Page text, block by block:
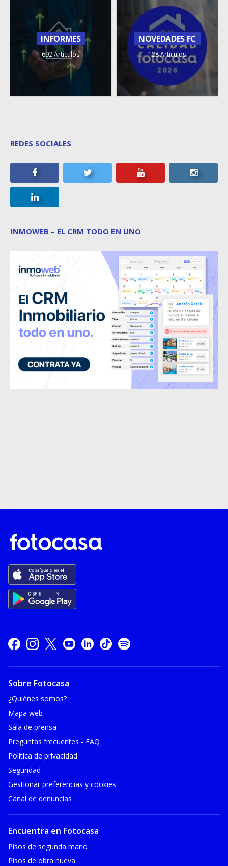
INFORMES
692 Artículos
NOVEDADES FC
128 Artículos
REDES SOCIALES
INMOWEB – EL CRM TODO EN UNO
Sobre Fotocasa
¿Quiénes somos?
Mapa web
Sala de prensa
Preguntas frecuentes - FAQ
Política de privacidad
Seguridad
Gestionar preferencias y cookies
Canal de denuncias
Encuentra en Fotocasa
Pisos de segunda mano
Pisos de obra nueva